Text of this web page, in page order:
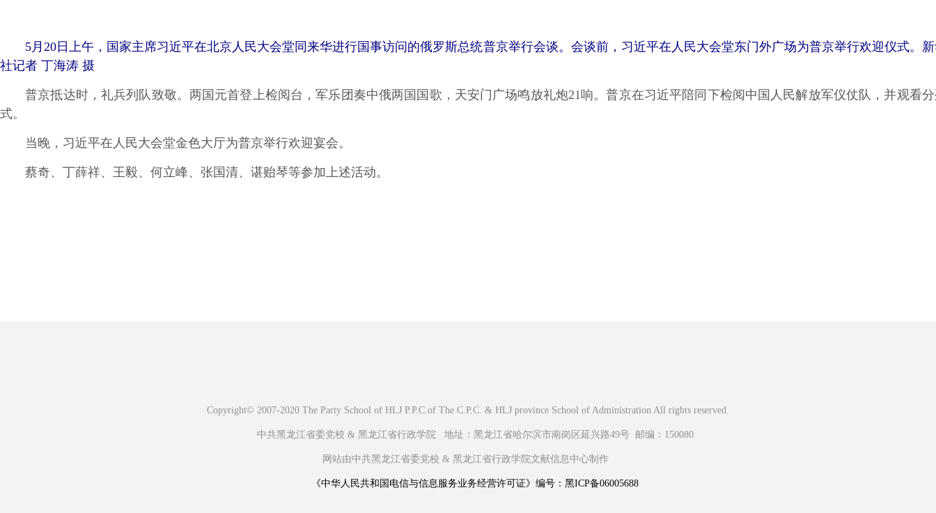
5月20日上午，国家主席习近平在北京人民大会堂同来华进行国事访问的俄罗斯总统普京举行会谈。会谈前，习近平在人民大会堂东门外广场为普京举行欢迎仪式。
社记者 丁海涛 摄
普京抵达时，礼兵列队致敬。两国元首登上检阅台，军乐团奏中俄两国国歌，天安门广场鸣放礼炮21响。普京在习近平陪同下检阅中国人民解放军仪仗队，并观看
式。
当晚，习近平在人民大会堂金色大厅为普京举行欢迎宴会。
蔡奇、丁薛祥、王毅、何立峰、张国清、谌贻琴等参加上述活动。
Copyright© 2007-2020 The Party School of HLJ P.P.C.of The C.P.C. & HLJ province School of Administration All rights reserved.
中共黑龙江省委党校 & 黑龙江省行政学院 地址：黑龙江省哈尔滨市南岗区延兴路49号 邮编：150080
网站由中共黑龙江省委党校 & 黑龙江省行政学院文献信息中心制作
《中华人民共和国电信与信息服务业务经营许可证》编号：黑ICP备06005688